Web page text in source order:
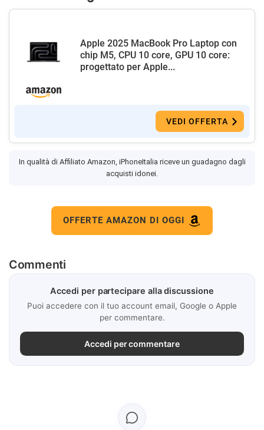
Apple 2025 MacBook Pro Laptop con
chip M5, CPU 10 core, GPU 10 core:
progettato per Apple...
VEDI OFFERTA
In qualità di Affiliato Amazon, iPhoneItalia riceve un guadagno dagli
acquisti idonei.
OFFERTE AMAZON DI OGGI
Commenti
Accedi per partecipare alla discussione
Puoi accedere con il tuo account email, Google o Apple
per commentare.
Accedi per commentare